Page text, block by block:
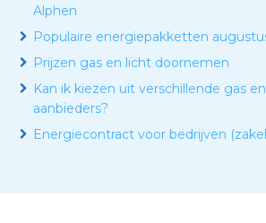
Alphen
Populaire energiepakketten
Prijzen gas en licht doornemen
Kan ik kiezen uit verschillende gas
aanbieders?
Energiecontract voor bedrijven